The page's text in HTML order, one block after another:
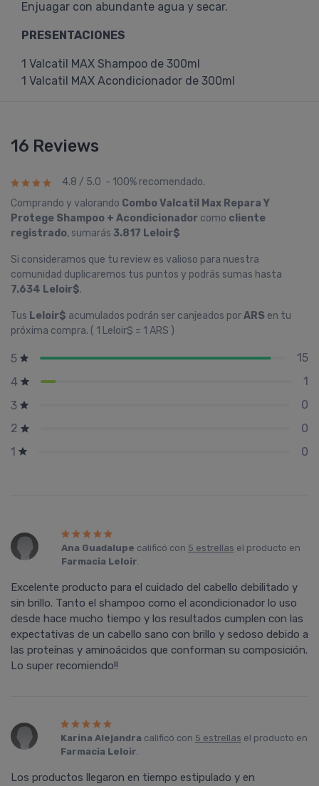
Enjuagar con abundante agua y secar.
PRESENTACIONES
1 Valcatil MAX Shampoo de 300ml
1 Valcatil MAX Acondicionador de 300ml
16 Reviews
4.8 / 5.0 - 100% recomendado.
Comprando y valorando Combo Valcatil Max Repara Y
Protege Shampoo + Acondicionador como cliente
registrado, sumarás 3.817 Leloir$
Si consideramos que tu review es valioso para nuestra
comunidad duplicaremos tus puntos y podrás sumas hasta
7.634 Leloir$.
Tus Leloir$ acumulados podrán ser canjeados porARS en tu
próxima compra. ( 1 Leloir$ = 1 ARS )
5
15
4
1
3
0
2
0
1
0
Ana Guadalupe calificó con 5 estrellas el producto en
Farmacia Leloir.
Excelente producto para el cuidado del cabello debilitado y
sin brillo. Tanto el shampoo como el acondicionador lo uso
desde hace mucho tiempo y los resultados cumplen con las
expectativas de un cabello sano con brillo y sedoso debido a
las proteínas y aminoácidos que conforman su composición.
Lo super recomiendo!!
Karina Alejandra calificó con 5 estrellas el producto en
Farmacia Leloir.
Los productos llegaron en tiempo estipulado y en